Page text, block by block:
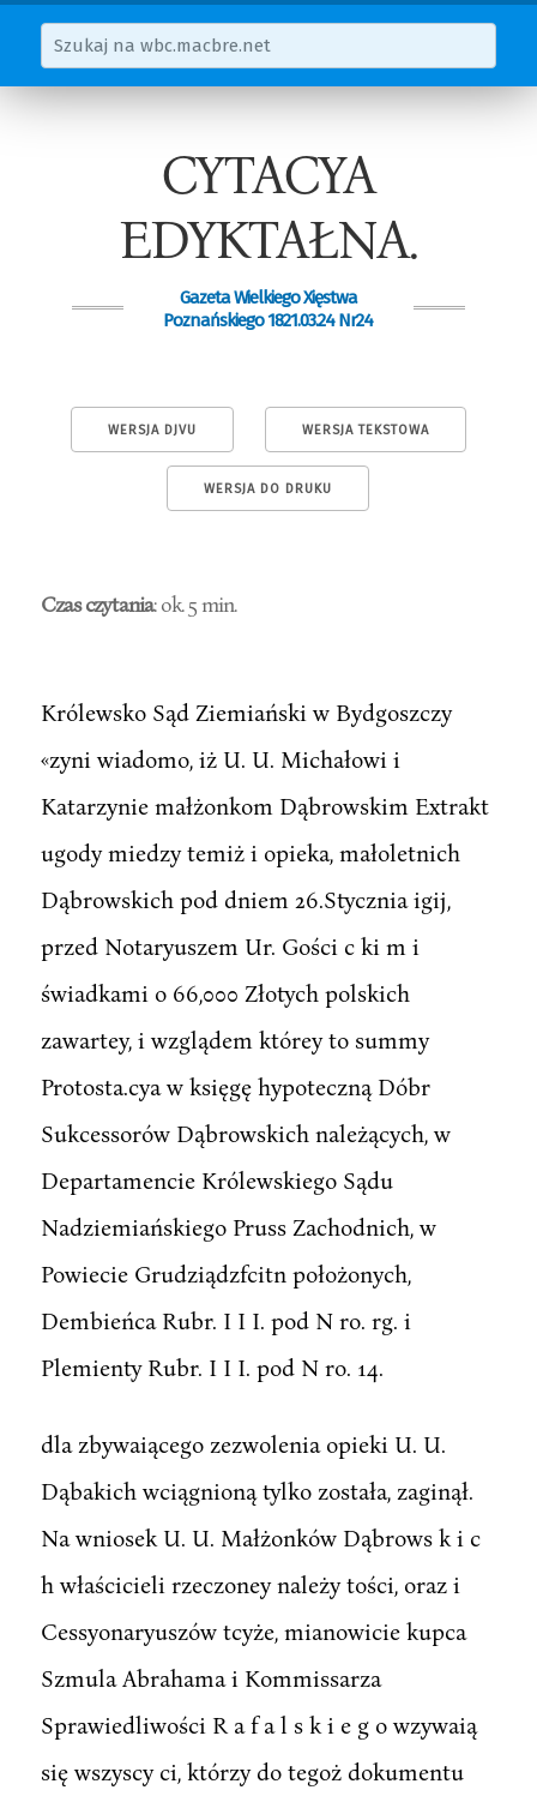
CYTACYA
EDYKTAŁNA.
Gazeta Wielkiego Xięstwa
Poznańskiego 1821.03.24 Nr24
WERSJA DJVU WERSJA TEKSTOWA
WERSJA DO DRUKU
Czas czytania: ok. 5 min.
Królewsko Sąd Ziemiański w Bydgoszczy
«zyni wiadomo, iż U. U. Michałowi i
Katarzynie małżonkom Dąbrowskim Extrakt
ugody miedzy temiż i opieka, małoletnich
Dąbrowskich pod dniem 26.Stycznia igij,
przed Notaryuszem Ur. Gości c ki m i
świadkami o 66,000 Złotych polskich
zawartey, i wzglądem którey to summy
Protosta.cya w księgę hypoteczną Dóbr
Sukcessorów Dąbrowskich należących, w
Departamencie Królewskiego Sądu
Nadziemiańskiego Pruss Zachodnich, w
Powiecie Grudziądzfcitn położonych,
Dembieńca Rubr. I I I. pod N ro. rg. i
Plemienty Rubr. I I I. pod N ro. 14.
dla zbywaiącego zezwolenia opieki U. U.
Dąbakich wciągnioną tylko została, zaginął.
Na wniosek U. U. Małżonków Dąbrows k i c
h właścicieli rzeczoney należy tości, oraz i
Cessyonaryuszów tcyże, mianowicie kupca
Szmula Abrahama i Kommissarza
Sprawiedliwości R a f a l s k i e g o wzywaią
się wszyscy ci, którzy do tegoż dokumentu